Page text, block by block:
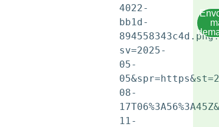
4022-
bb1d-
894558343c4d.png?
sv=2025-
05-
08-
11-